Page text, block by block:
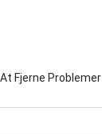
Fjerne Problemer